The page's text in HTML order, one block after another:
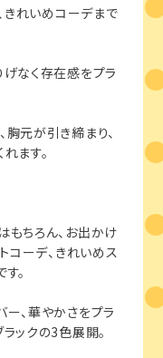
きれいめコーデまで
なく存在感をプラ
元が引き締まり、
ます。
もちろん、お出かけ
コーデ、きれいめス
。
、華やかさをプラ
ックの3色展開。